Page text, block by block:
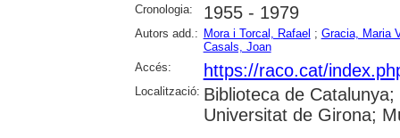
Cronologia: 1955 - 1979
Autors add.: Mora i Torcal, Rafael ; Gracia, Maria
Casals, Joan
Accés:
https://raco.cat/
Localització: Biblioteca de
Universitat de Girona;